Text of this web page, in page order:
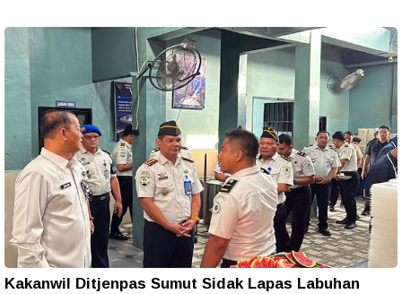
Kakanwil Ditjenpas Sumut Sidak Lapas Labuhan